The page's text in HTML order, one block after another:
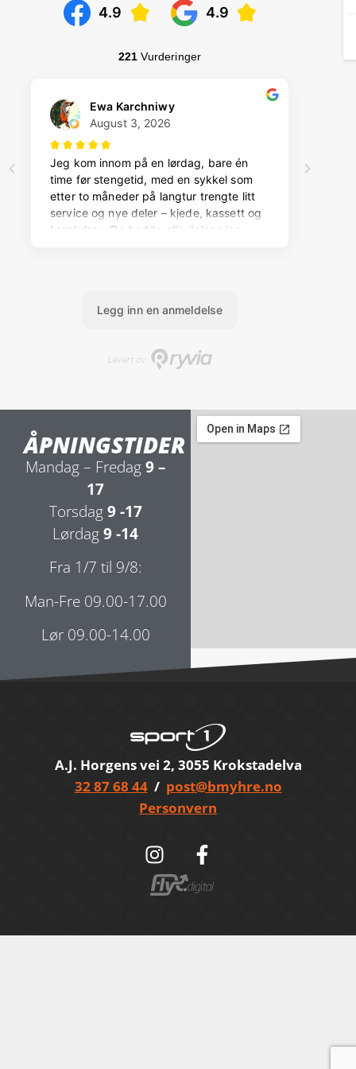
ÅPNINGSTIDER
Mandag – Fredag9 –
17
Torsdag9 -17
Lørdag9 -14
Fra 1/7 til 9/8:
Man-Fre 09.00-17.00
Lør 09.00-14.00
A.J. Horgens vei 2, 3055 Krokstadelva
32 87 68 44/ post@bmyhre.no
Personvern